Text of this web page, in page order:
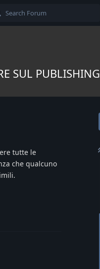
SUL PUBLISHING
tutte le
che qualcuno